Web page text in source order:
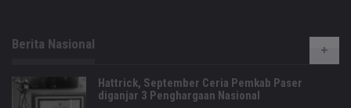
Berita Nasional
Hattrick, September Ceria Pemkab Paser
diganjar 3 Penghargaan Nasional